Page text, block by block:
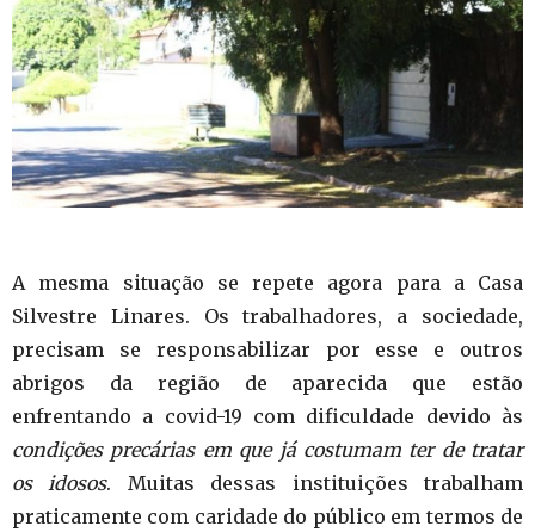
A mesma situação se repete agora para a Casa
Silvestre Linares. Os trabalhadores, a sociedade,
precisam se responsabilizar por esse e outros
abrigos da região de aparecida que estão
enfrentando a covid-19 com dificuldade devido às
condições precárias em que já costumam ter de tratar
os idosos. Muitas dessas instituições trabalham
praticamente com caridade do público em termos de